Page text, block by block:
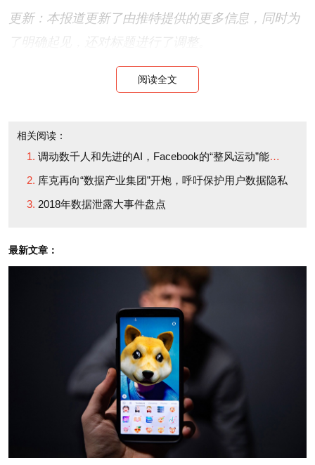
更新：本报道更新了由推特提供的更多信息，同时为
阅读全文
相关阅读：
调动数千人和先进的AI，Facebook的“整风运动”能管理好用户隐私问题吗？
库克再向“数据产业集团”开炮，呼吁保护用户数据隐私
2018年数据泄露大事件盘点
最新文章：